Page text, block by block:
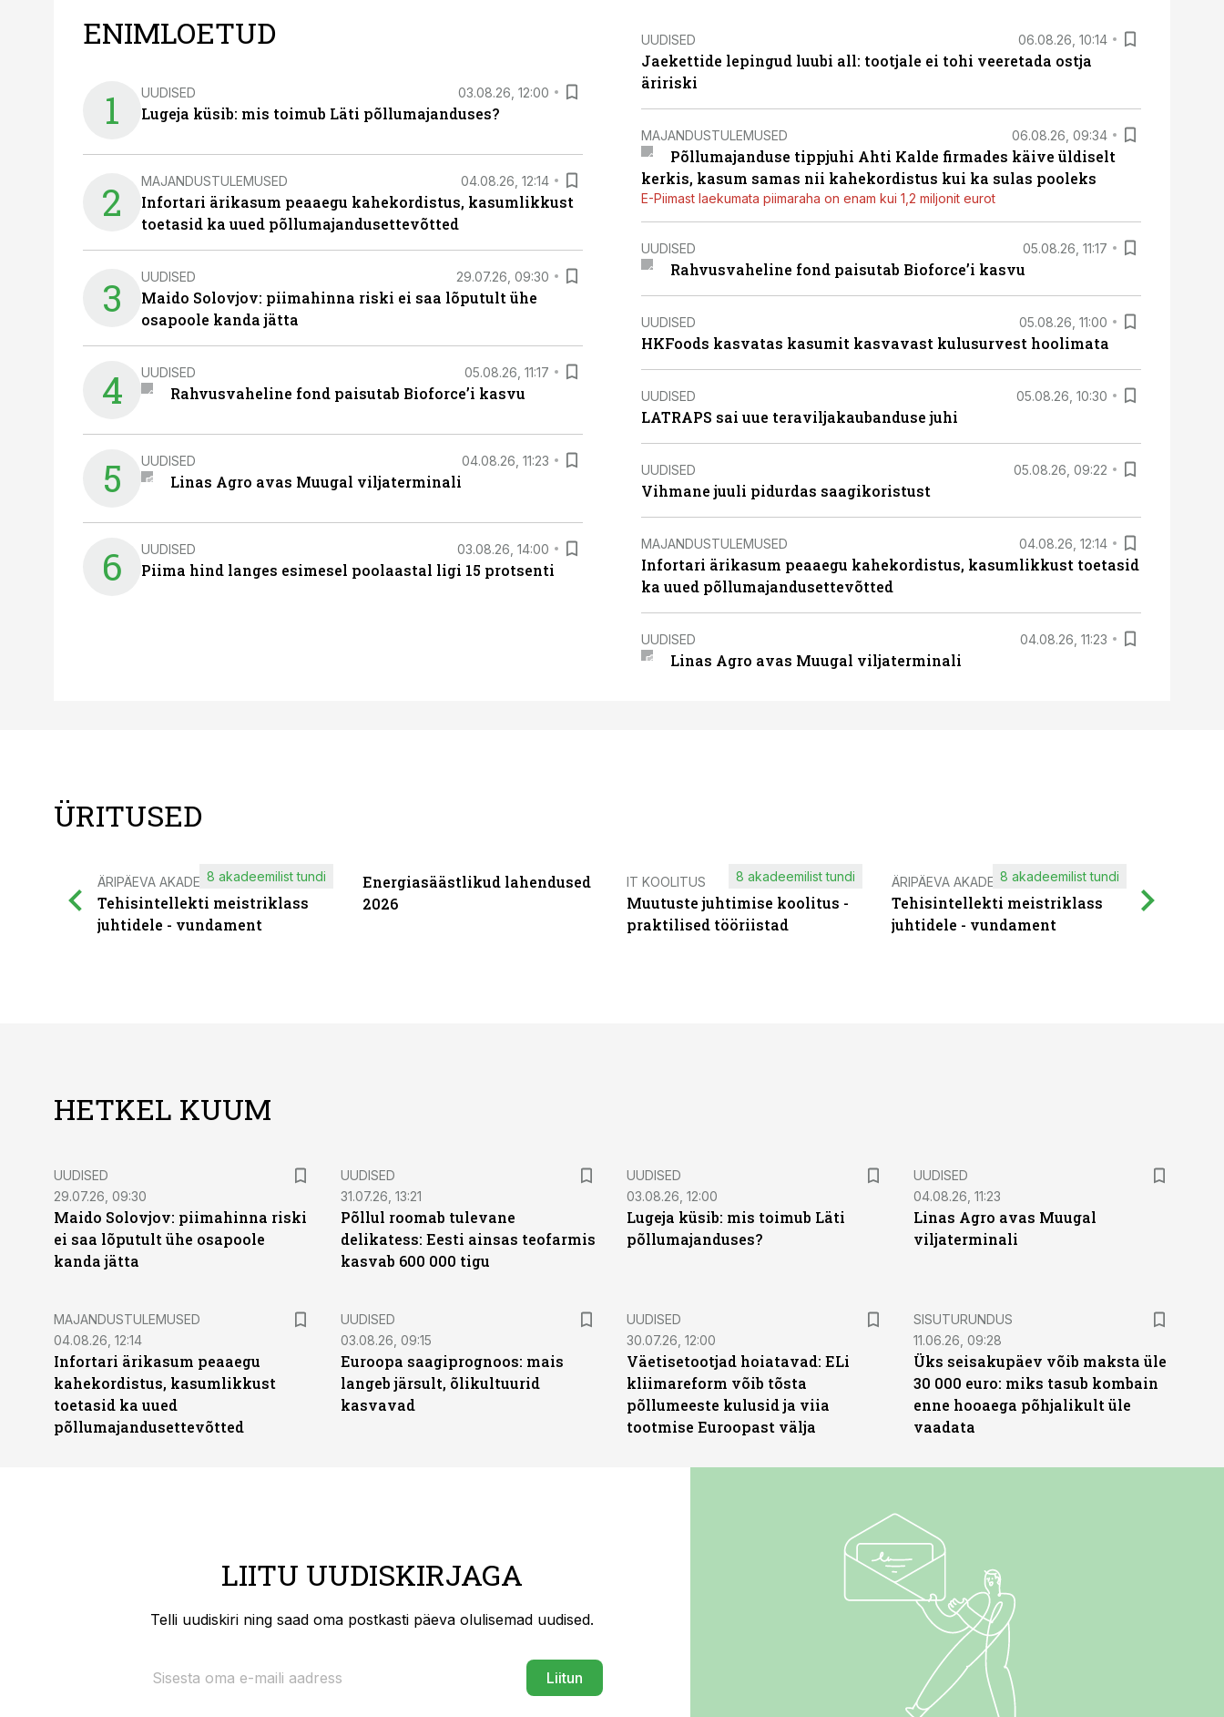
ENIMLOETUD
1 UUDISED 03.08.26, 12:00
Lugeja küsib: mis toimub Läti põllumajanduses?
2 MAJANDUSTULEMUSED 04.08.26, 12:14
Infortari ärikasum peaaegu kahekordistus, kasumlikkust
toetasid ka uued põllumajandusettevõtted
3 UUDISED 29.07.26, 09:30
Maido Solovjov: piimahinna riski ei saa lõputult ühe
osapoole kanda jätta
4 UUDISED 05.08.26, 11:17
Rahvusvaheline fond paisutab Bioforce’i kasvu
5 UUDISED 04.08.26, 11:23
Linas Agro avas Muugal viljaterminali
6 UUDISED 03.08.26, 14:00
Piima hind langes esimesel poolaastal ligi 15 protsenti
UUDISED 06.08.26, 10:14
Jaekettide lepingud luubi all: tootjale ei tohi veeretada ostja
äririski
MAJANDUSTULEMUSED 06.08.26, 09:34
Põllumajanduse tippjuhi Ahti Kalde firmades käive üldiselt
kerkis, kasum samas nii kahekordistus kui ka sulas pooleks
E-Piimast laekumata piimaraha on enam kui 1,2 miljonit eurot
UUDISED 05.08.26, 11:17
Rahvusvaheline fond paisutab Bioforce’i kasvu
UUDISED 05.08.26, 11:00
HKFoods kasvatas kasumit kasvavast kulusurvest hoolimata
UUDISED 05.08.26, 10:30
LATRAPS sai uue teraviljakaubanduse juhi
UUDISED 05.08.26, 09:22
Vihmane juuli pidurdas saagikoristust
MAJANDUSTULEMUSED 04.08.26, 12:14
Infortari ärikasum peaaegu kahekordistus, kasumlikkust toetasid
ka uued põllumajandusettevõtted
UUDISED 04.08.26, 11:23
Linas Agro avas Muugal viljaterminali
ÜRITUSED
ÄRIPÄEVA AKADEEMIA
Tehisintellekti meistriklass
juhtidele - vundament
8 akadeemilist tundi
Energiasäästlikud lahendused
2026
IT KOOLITUS
Muutuste juhtimise koolitus -
praktilised tööriistad
8 akadeemilist tundi ÄRIPÄEVA AKADEEMIA
Tehisintellekti meistriklass
juhtidele - vundament
8 akadeemilist tundi
HETKEL KUUM
UUDISED
29.07.26, 09:30
Maido Solovjov: piimahinna riski
ei saa lõputult ühe osapoole
kanda jätta
UUDISED
31.07.26, 13:21
Põllul roomab tulevane
delikatess: Eesti ainsas teofarmis
kasvab 600 000 tigu
UUDISED
03.08.26, 12:00
Lugeja küsib: mis toimub Läti
põllumajanduses?
UUDISED
04.08.26, 11:23
Linas Agro avas Muugal
viljaterminali
MAJANDUSTULEMUSED
04.08.26, 12:14
Infortari ärikasum peaaegu
kahekordistus, kasumlikkust
toetasid ka uued
põllumajandusettevõtted
UUDISED
03.08.26, 09:15
Euroopa saagiprognoos: mais
langeb järsult, õlikultuurid
kasvavad
UUDISED
30.07.26, 12:00
Väetisetootjad hoiatavad: ELi
kliimareform võib tõsta
põllumeeste kulusid ja viia
tootmise Euroopast välja
ST
SISUTURUNDUS
11.06.26, 09:28
Üks seisakupäev võib maksta üle
30 000 euro: miks tasub kombain
enne hooaega põhjalikult üle
vaadata
LIITU UUDISKIRJAGA
Telli uudiskiri ning saad oma postkasti päeva olulisemad uudised.
Liitun